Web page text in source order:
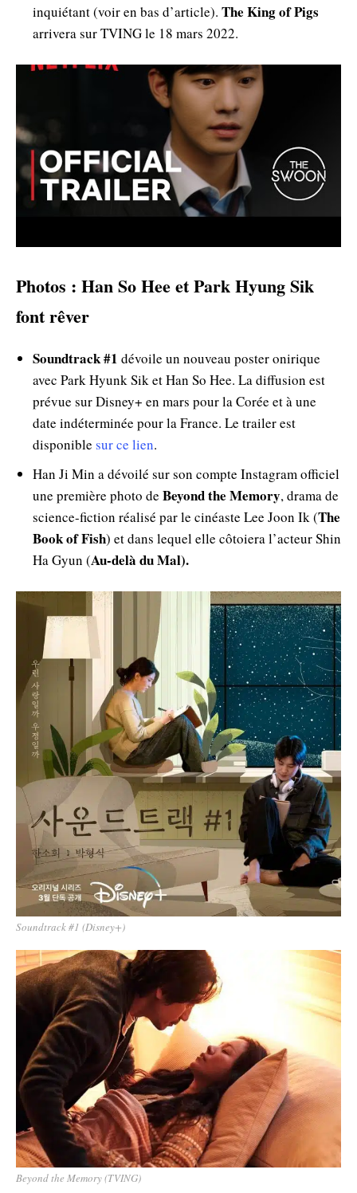
inquiétant (voir en bas d’article). The King of Pigs
arrivera sur TVING le 18 mars 2022.
Photos : Han So Hee et Park Hyung Sik
font rêver
Soundtrack #1 dévoile un nouveau poster onirique
avec Park Hyunk Sik et Han So Hee. La diffusion est
prévue sur Disney+ en mars pour la Corée et à une
date indéterminée pour la France. Le trailer est
disponible sur ce lien.
Han Ji Min a dévoilé sur son compte Instagram officiel
une première photo de Beyond the Memory, drama de
science-fiction réalisé par le cinéaste Lee Joon Ik (The
Book of Fish) et dans lequel elle côtoiera l’acteur Shin
Ha Gyun (Au-delà du Mal).
Soundtrack #1 (Disney+)
Beyond the Memory (TVING)